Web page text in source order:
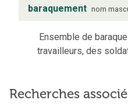
baraquement nom
Ensemble de
travailleurs, des
Recherches